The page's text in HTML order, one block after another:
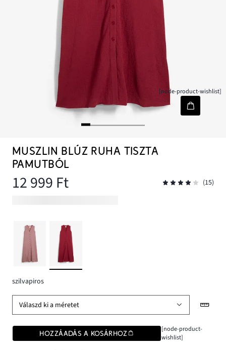
[node-product-wishlist]
MUSZLIN BLÚZ RUHA TISZTA
PAMUTBÓL
12 999 Ft (15)
szilvapiros
Válaszd ki a méretet
HOZZÁADÁS A KOSÁRHOZ
[node-product-
wishlist]